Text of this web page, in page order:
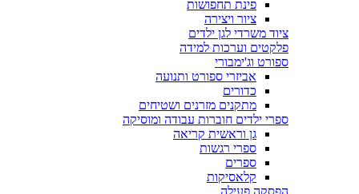
פינת תחפושות
ציור ויצירה
ציוד משרדי לגן ילדים
פלקטים וערכות למידה
ספורט וג'ימבורי
אביזרי ספורט ותנועה
כדורים
מתקנים מזרנים ושטיחים
ספרי ילדים חוברות עבודה ומוסיקה
גן וראשית קריאה
ספרי רגשות
ספרים
קלאסיקות
הפסקה פעילה